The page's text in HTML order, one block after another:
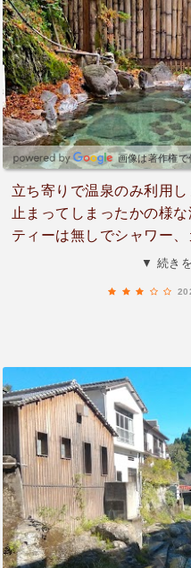
画像は著作権で
立ち寄りで温泉のみ利用
止まってしまったかの様
ティーは無しでシャワー
泉質は良いけど何と無く
▼ 続き